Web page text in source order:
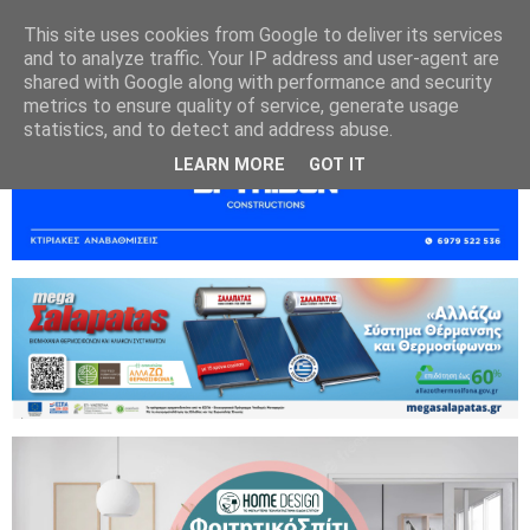
This site uses cookies from Google to deliver its services
and to analyze traffic. Your IP address and user-agent are
shared with Google along with performance and security
metrics to ensure quality of service, generate usage
statistics, and to detect and address abuse.
LEARN MORE GOT IT